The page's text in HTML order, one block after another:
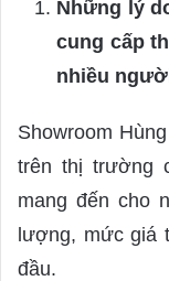
Những lý
cung cấp
nhiều
Showroom
trên thị trường
mang đến cho
lượng, mức giá
đầu.